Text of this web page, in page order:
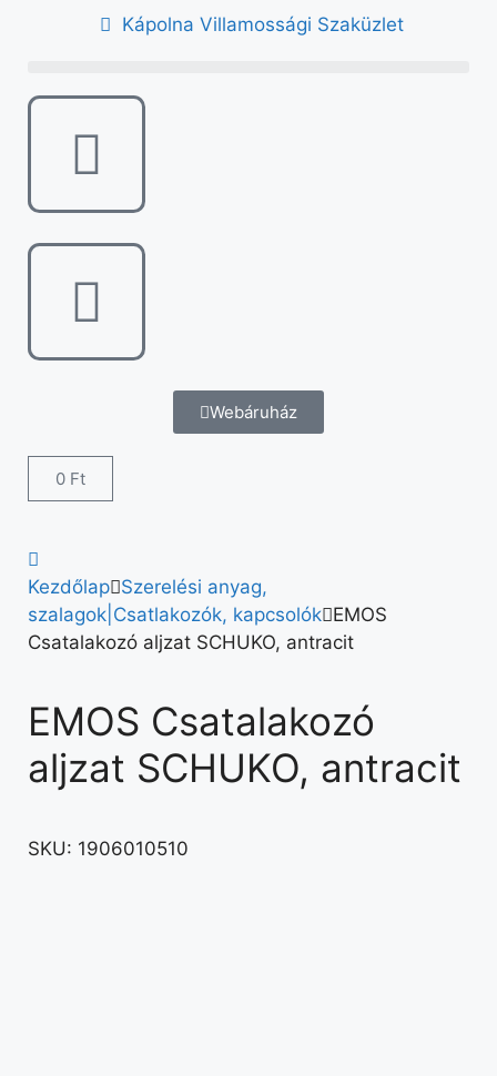
Kápolna Villamossági Szaküzlet
Webáruház
0 Ft
Kezdőlap Szerelési anyag,
szalagok|Csatlakozók, kapcsolók EMOS
Csatalakozó aljzat SCHUKO, antracit
EMOS Csatalakozó
aljzat SCHUKO, antracit
SKU: 1906010510